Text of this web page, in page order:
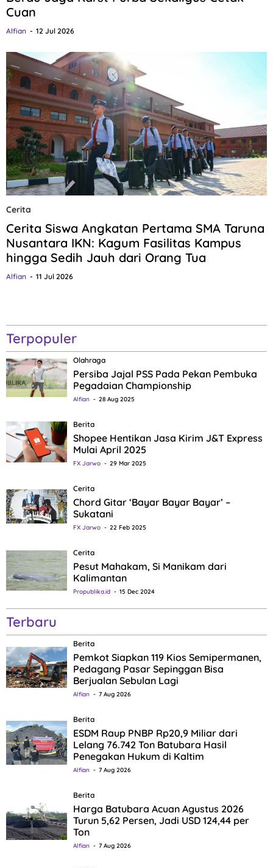
Cuan
Alfian 12 Jul 2026
Cerita
Cerita Siswa Angkatan Pertama SMA Taruna
Nusantara IKN: Kagum Fasilitas Kampus
hingga Sedih Jauh dari Orang Tua
Alfian 11 Jul 2026
Terpopuler
Olahraga
Persiba Jajal PSS Pada Pekan Pembuka
Pegadaian Championship
Alfian 28 Aug 2025
Berita
Shopee Hentikan Jasa Kirim J&T Express
Mulai April 2025
FX Jarwo 29 Mar 2025
Cerita
Chord Gitar ‘Bayar Bayar Bayar’ –
Sukatani
FX Jarwo 22 Feb 2025
Cerita
Pesut Mahakam, Si Manikam dari
Kalimantan
Propublika.id 15 Dec 2024
Terbaru
Berita
Pemkot Siapkan 119 Kios Semipermanen,
Pedagang Pasar Sepinggan Bisa
Berjualan Sebulan Lagi
Alfian 7 Aug 2026
Berita
ESDM Raup PNBP Rp20,9 Miliar dari
Lelang 76.742 Ton Batubara Hasil
Penegakan Hukum di Kaltim
Alfian 7 Aug 2026
Berita
Harga Batubara Acuan Agustus 2026
Turun 5,62 Persen, Jadi USD 124,44 per
Ton
Alfian 7 Aug 2026